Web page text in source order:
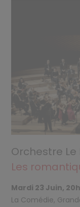
Orchestre Le
Les
Mardi 23 Juin,
La Comédie,